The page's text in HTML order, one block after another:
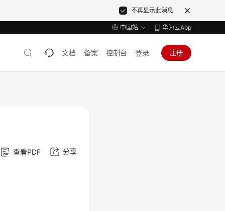
不再显示此消息
中国站 华为云App
文档 备案 控制台 登录 注册
查看PDF 分享